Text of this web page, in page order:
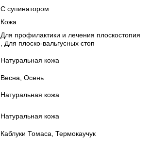
С супинатором
Кожа
Для профилактики и лечения плоскостопия
, Для плоско-вальгусных стоп
Натуральная кожа
Весна, Осень
Натуральная кожа
Натуральная кожа
Каблуки Томаса, Термокаучук